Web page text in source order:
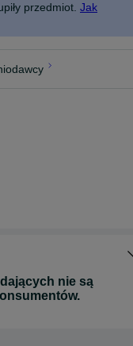
przedmiot. Jak
nie są